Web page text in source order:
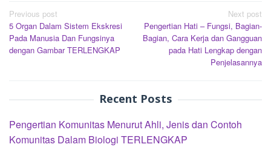
Post
navigation
Previous post
5 Organ Dalam Sistem Ekskresi
Pada Manusia Dan Fungsinya
dengan Gambar TERLENGKAP
Next post
Pengertian Hati – Fungsi, Bagian-
Bagian, Cara Kerja dan Gangguan
pada Hati Lengkap dengan
Penjelasannya
Recent Posts
Pengertian Komunitas Menurut Ahli, Jenis dan Contoh
Komunitas Dalam Biologi TERLENGKAP